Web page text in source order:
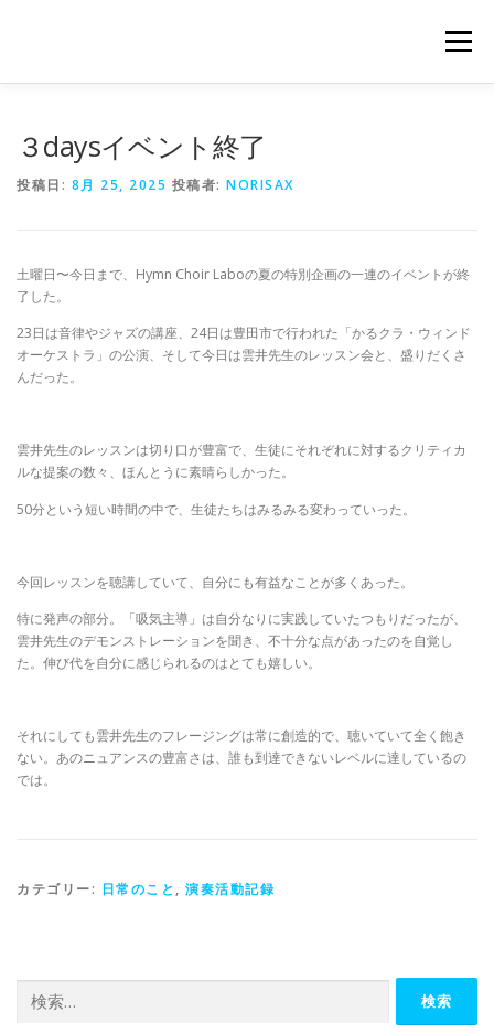
メニュー
３daysイベント終了
投稿日: 8月 25, 2025 投稿者: NORISAX
土曜日〜今日まで、Hymn Choir Laboの夏の特別企画の一連のイベントが終
了した。
23日は音律やジャズの講座、24日は豊田市で行われた「かるクラ・ウィンド
オーケストラ」の公演、そして今日は雲井先生のレッスン会と、盛りだくさ
んだった。
雲井先生のレッスンは切り口が豊富で、生徒にそれぞれに対するクリティカ
ルな提案の数々、ほんとうに素晴らしかった。
50分という短い時間の中で、生徒たちはみるみる変わっていった。
今回レッスンを聴講していて、自分にも有益なことが多くあった。
特に発声の部分。「吸気主導」は自分なりに実践していたつもりだったが、
雲井先生のデモンストレーションを聞き、不十分な点があったのを自覚し
た。伸び代を自分に感じられるのはとても嬉しい。
それにしても雲井先生のフレージングは常に創造的で、聴いていて全く飽き
ない。あのニュアンスの豊富さは、誰も到達できないレベルに達しているの
では。
カテゴリー: 日常のこと , 演奏活動記録
索: